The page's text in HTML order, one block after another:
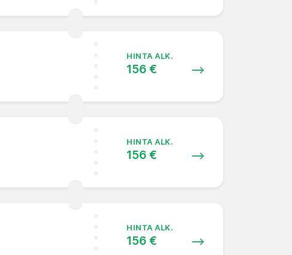
HINTA ALK.
156 €
HINTA ALK.
156 €
HINTA ALK.
156 €